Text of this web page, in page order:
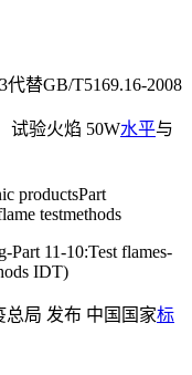
代替GB/T5169.16-2008
试验火焰 50W水平与
productsPart
testmethods
Part 11-10:Test flames-
IDT)
局 发布 中国国家标